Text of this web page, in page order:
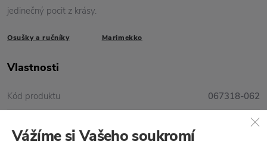
jedinečný pocit z krásy.
Osušky a ručníky Marimekko
Vlastnosti
Kód produktu 067318-062
6411254229941
Vážíme si Vašeho soukromí